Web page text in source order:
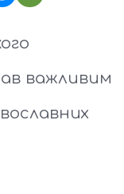
важливим